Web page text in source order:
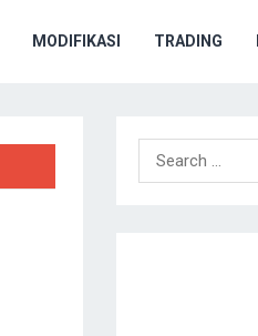
MODIFIKASI TRADING
Search
for: